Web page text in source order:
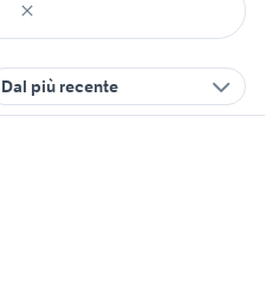
Dal più recente